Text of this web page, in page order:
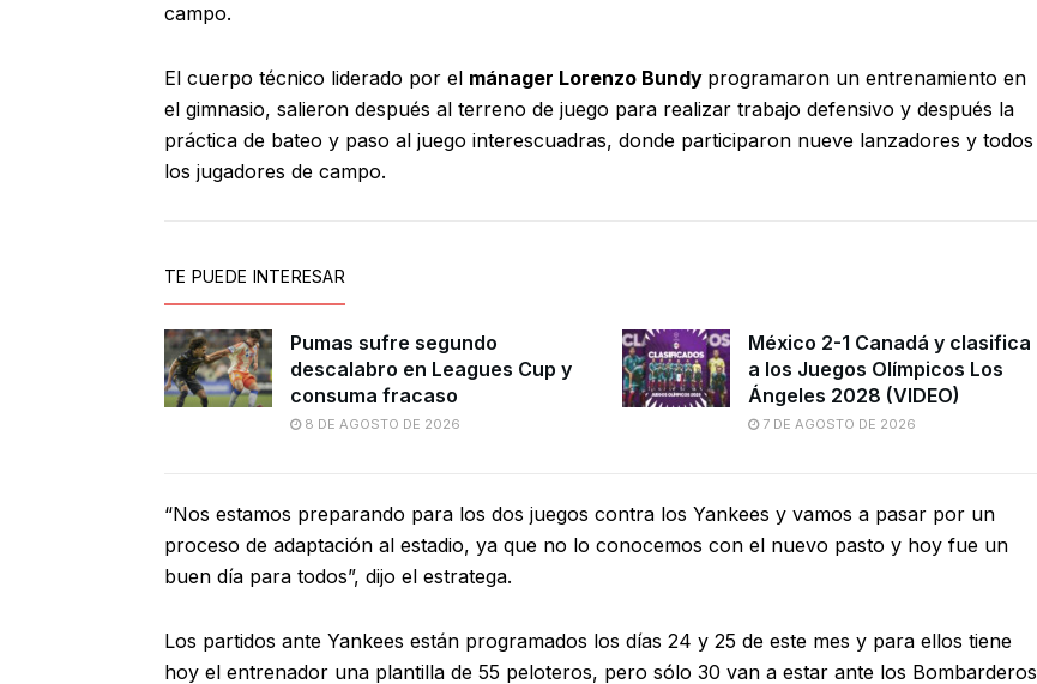
campo.
El cuerpo técnico liderado por el mánager Lorenzo Bundy programaron un entrenamiento en
el gimnasio, salieron después al terreno de juego para realizar trabajo defensivo y después la
práctica de bateo y paso al juego interescuadras, donde participaron nueve lanzadores y todos
los jugadores de campo.
TE PUEDE INTERESAR
Pumas sufre segundo
descalabro en Leagues Cup y
consuma fracaso
8 DE AGOSTO DE 2026
México 2-1 Canadá y clasifica
a los Juegos Olímpicos Los
Ángeles 2028 (VIDEO)
7 DE AGOSTO DE 2026
“Nos estamos preparando para los dos juegos contra los Yankees y vamos a pasar por un
proceso de adaptación al estadio, ya que no lo conocemos con el nuevo pasto y hoy fue un
buen día para todos”, dijo el estratega.
Los partidos ante Yankees están programados los días 24 y 25 de este mes y para ellos tiene
hoy el entrenador una plantilla de 55 peloteros, pero sólo 30 van a estar ante los Bombarderos